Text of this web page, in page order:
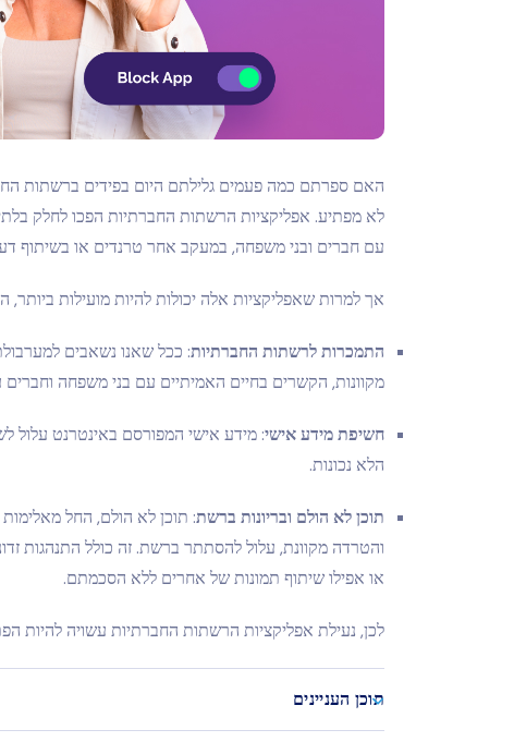
האם ספרתם כמה פעמים גלילתם היום בפידים ברשתות
לא מפתיע. אפליקציות הרשתות החברתיות הפכו לחלק
עם חברים ובני משפחה, במעקב אחר טרנדים או בשיתוף
אך למרות שאפליקציות אלה יכולות להיות מועילות ביותר,
התמכרות לרשתות החברתיות: ככל שאנו נשאבים
מקוונות, הקשרים בחיים האמיתיים עם בני משפחה וחברים
חשיפת מידע אישי: מידע אישי המפורסם באינטרנט עלול
הלא נכונות.
תוכן לא הולם ובריונות ברשת: תוכן לא הולם, החל מאלימות
והטרדה מקוונת, עלול להסתתר ברשת. זה כולל התנהגות
או אפילו שיתוף תמונות של אחרים ללא הסכמתם.
לכן, נעילת אפליקציות הרשתות החברתיות עשויה להיות
תוכן העניינים